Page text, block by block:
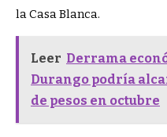
la Casa Blanca.
Leer Derrama
Durango podría
de pesos en octubre